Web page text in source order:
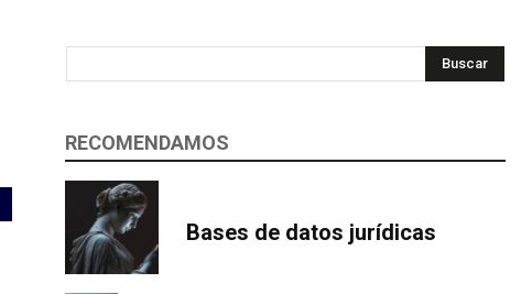
Buscar
RECOMENDAMOS
Bases de datos jurídicas